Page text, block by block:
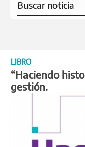
LIBRO
“Haciendo
gestión.